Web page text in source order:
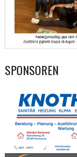
SPONSOREN